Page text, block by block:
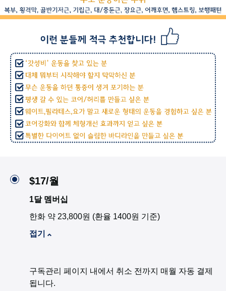
$17/월
1달 멤버십
한화 약 23,800원 (환율 1400원 기준)
접기
구독관리 페이지 내에서 취소 전까지 매월 자동 결제
됩니다.